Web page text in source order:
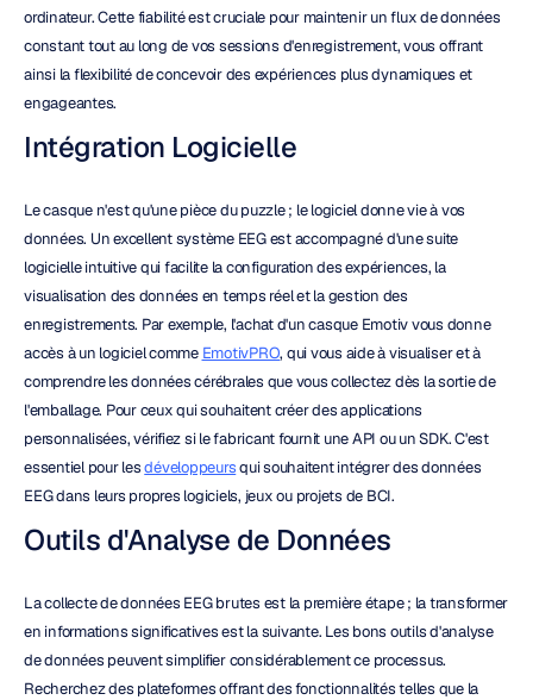
ordinateur. Cette fiabilité est cruciale pour maintenir un flux de données
constant tout au long de vos sessions d'enregistrement, vous offrant
ainsi la flexibilité de concevoir des expériences plus dynamiques et
engageantes.
Intégration Logicielle
Le casque n'est qu'une pièce du puzzle ; le logiciel donne vie à vos
données. Un excellent système EEG est accompagné d'une suite
logicielle intuitive qui facilite la configuration des expériences, la
visualisation des données en temps réel et la gestion des
enregistrements. Par exemple, l'achat d'un casque Emotiv vous donne
accès à un logiciel comme EmotivPRO, qui vous aide à visualiser et à
comprendre les données cérébrales que vous collectez dès la sortie de
l'emballage. Pour ceux qui souhaitent créer des applications
personnalisées, vérifiez si le fabricant fournit une API ou un SDK. C'est
essentiel pour les développeurs qui souhaitent intégrer des données
EEG dans leurs propres logiciels, jeux ou projets de BCI.
Outils d'Analyse de Données
La collecte de données EEG brutes est la première étape ; la transformer
en informations significatives est la suivante. Les bons outils d'analyse
de données peuvent simplifier considérablement ce processus.
Recherchez des plateformes offrant des fonctionnalités telles que la